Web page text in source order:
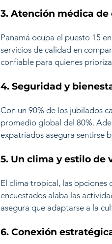
3. Atención médica de
Panamá ocupa el puesto 15
servicios de calidad en
confiable para quienes
4. Seguridad y
Con un 90% de los jubilados
promedio global del 80%.
expatriados asegura sentirse
5. Un clima y estilo de
El clima tropical, las opciones
encuestados alaba las
asegura que adaptarse a la
6. Conexión